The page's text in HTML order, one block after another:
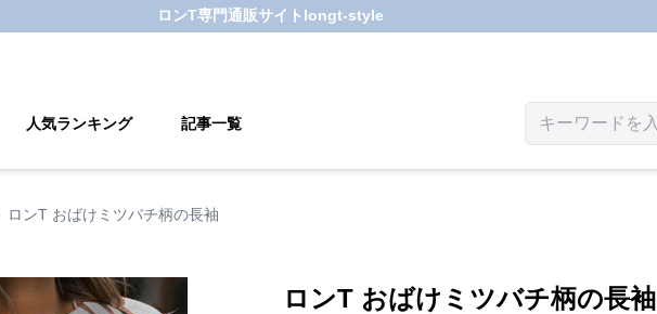
ロンT専門通販サイト longt-style
人気ランキング 記事一覧
ロンT おばけミツバチ柄の長袖
ロンT おばけミツバチ柄の長袖